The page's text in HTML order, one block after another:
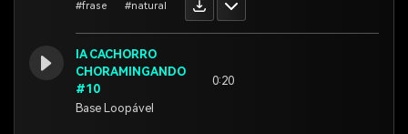
#frase #natural
IA CACHORRO
CHORAMINGANDO
#10
Base Loopável
0:20